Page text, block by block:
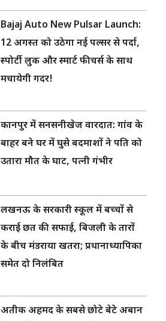
Bajaj Auto New Pulsar Launch:
12 अगस्त को उठेगा नई पल्सर से पर्दा,
स्पोर्टी लुक और स्मार्ट फीचर्स के साथ
मचायेगी गदर!
कानपुर में सनसनीखेज वारदात: गांव के
बाहर बने घर में घुसे बदमाशों ने पति को
उतारा मौत के घाट, पत्नी गंभीर
लखनऊ के सरकारी स्कूल में बच्चों से
कराई छत की सफाई, बिजली के तारों
के बीच मंडराया खतरा; प्रधानाध्यापिका
समेत दो निलंबित
अतीक अहमद के सबसे छोटे बेटे अबान